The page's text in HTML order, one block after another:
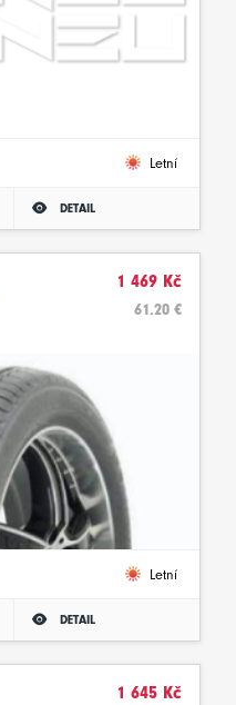
Letní
DETAIL
1 469 Kč
61.20 €
Letní
DETAIL
1 645 Kč